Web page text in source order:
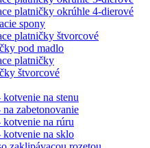
platničky okrúhle 4-dierové
spony
platničky štvorcové
pod madlo
platničky
štvorcové
na stenu
zabetonovanie
na rúru
na sklo